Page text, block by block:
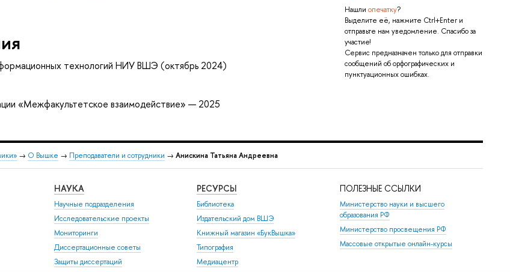
Нашли опечатку?
Выделите её, нажмите Ctrl+Enter и
отправьте нам уведомление. Спасибо за
участие!
Сервис предназначен только для отправки
сообщений об орфографических и
пунктуационных ошибках.
технологий НИУ ВШЭ (октябрь 2024)
«Межфакультетское взаимодействие» — 2025
→ О Вышке → Преподаватели и сотрудники → Анискина Татьяна Андреевна
НАУКА
Научные подразделения
Исследовательские проекты
Мониторинги
Диссертационные советы
Защиты диссертаций
РЕСУРСЫ
Библиотека
Издательский дом ВШЭ
Книжный магазин «БукВышка»
Типография
Медиацентр
ПОЛЕЗНЫЕ ССЫЛКИ
Министерство науки и высшего
образования РФ
Министерство просвещения РФ
Массовые открытые онлайн-курсы